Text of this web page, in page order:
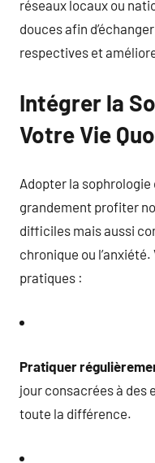
réseaux locaux ou
douces afin
respectives et
Intégrer la
Votre Vie
Adopter la
grandement profiter
difficiles mais aussi
chronique ou
pratiques :
Pratiquer
jour consacrées à des
toute la différence.